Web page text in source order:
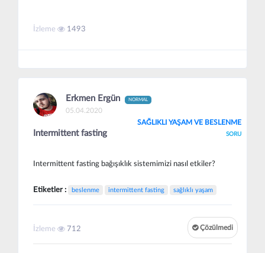
İzleme 1493
Erkmen Ergün NORMAL
05.04.2020
SAĞLIKLI YAŞAM VE BESLENME
SORU
Intermittent fasting
Intermittent fasting bağışıklık sistemimizi nasıl etkiler?
Etiketler : beslenme intermittent fasting sağlıklı yaşam
Çözülmedi
İzleme 712